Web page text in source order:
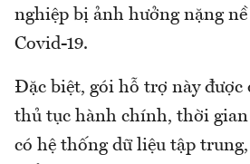
nghiệp bị ảnh hưởng nặng
Covid-19.
Đặc biệt, gói hỗ trợ này được
thủ tục hành chính, thời
có hệ thống dữ liệu tập